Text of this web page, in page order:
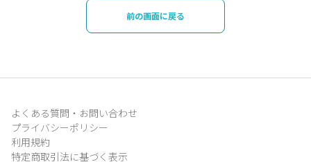
前の画面に戻る
よくある質問・お問い合わせ
プライバシーポリシー
利用規約
特定商取引法に基づく表示